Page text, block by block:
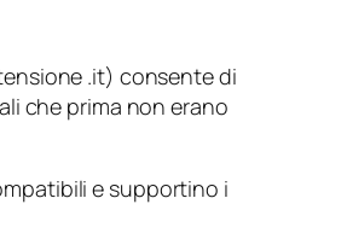
.it) consente di
che prima non erano
e supportino i